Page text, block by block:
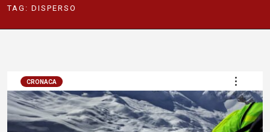
TAG: DISPERSO
CRONACA